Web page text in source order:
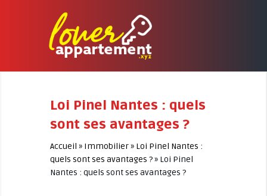
Loi Pinel Nantes : quels
sont ses avantages ?
Accueil » Immobilier» Loi Pinel Nantes :
quels sont ses avantages ?» Loi Pinel
Nantes : quels sont ses avantages ?